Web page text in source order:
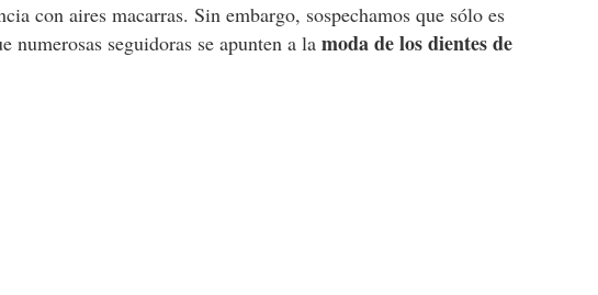
con aires macarras. Sin embargo, sospechamos que sólo es
numerosas seguidoras se apunten a lamoda de los dientes de